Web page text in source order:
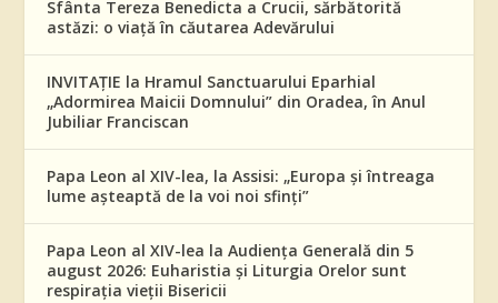
Sfânta Tereza Benedicta a Crucii, sărbătorită
astăzi: o viață în căutarea Adevărului
INVITAȚIE la Hramul Sanctuarului Eparhial
„Adormirea Maicii Domnului” din Oradea, în Anul
Jubiliar Franciscan
Papa Leon al XIV-lea, la Assisi: „Europa și întreaga
lume așteaptă de la voi noi sfinți”
Papa Leon al XIV-lea la Audiența Generală din 5
august 2026: Euharistia și Liturgia Orelor sunt
respirația vieții Bisericii